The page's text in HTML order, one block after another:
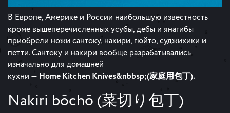
В Европе, Америке и России наибольшую известность
кроме вышеперечисленных усубы, дебы и янагибы
приобрели ножи сантоку, накири, гюйто, суджихики и
петти. Сантоку и накири вообще разрабатывались
изначально для домашней
кухни — Home Kitchen Knives&nbbsp;(家庭用包丁).
Nakiri bōchō (菜切り包丁)